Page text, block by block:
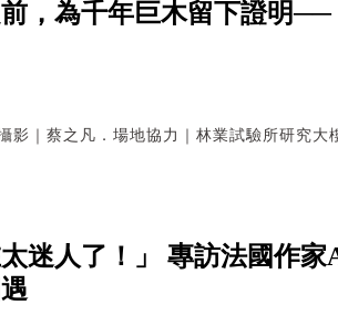
，為千年巨木留下證明
影｜蔡之凡．場地協力｜林業試驗所研究大
太迷人了！」 專訪法國作